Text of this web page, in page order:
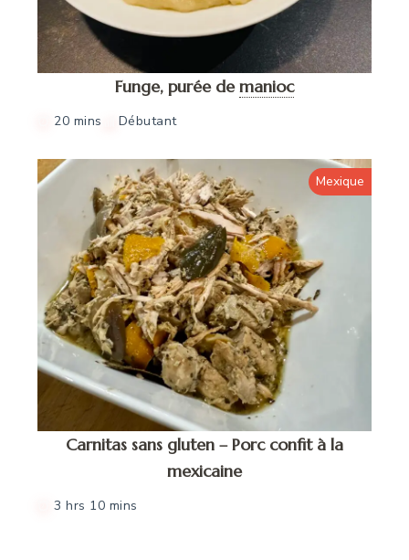
Funge, purée de manioc
20 mins Débutant
Mexique
Carnitas sans gluten – Porc confit à la
mexicaine
3 hrs 10 mins